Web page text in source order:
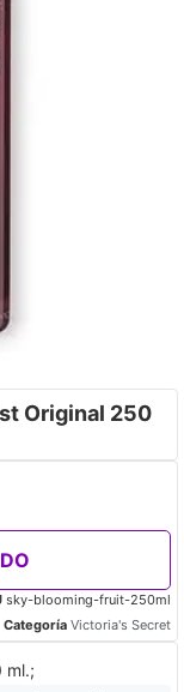
Original 250
sky-blooming-fruit-250ml
Categoría Victoria's Secret
ml.;